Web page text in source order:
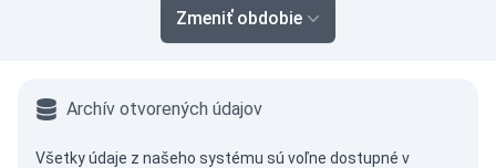
Zmeniť obdobie
Archív otvorených údajov
Všetky údaje z našeho systému sú voľne dostupné v